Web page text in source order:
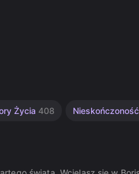
Życia 408 Nieskończoność